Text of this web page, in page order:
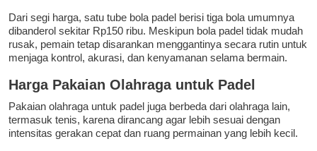
Dari segi harga, satu tube bola padel berisi tiga bola umumnya
dibanderol sekitar Rp150 ribu. Meskipun bola padel tidak mudah
rusak, pemain tetap disarankan menggantinya secara rutin untuk
menjaga kontrol, akurasi, dan kenyamanan selama bermain.
Harga Pakaian Olahraga untuk Padel
Pakaian olahraga untuk padel juga berbeda dari olahraga lain,
termasuk tenis, karena dirancang agar lebih sesuai dengan
intensitas gerakan cepat dan ruang permainan yang lebih kecil.